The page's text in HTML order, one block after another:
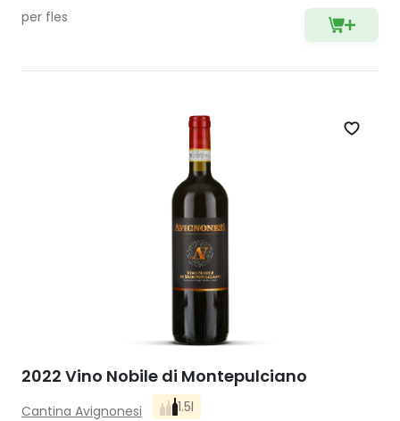
per fles
Zet
2022 Vino Nobile di Montepulciano
Cantina Avignonesi 1.5l